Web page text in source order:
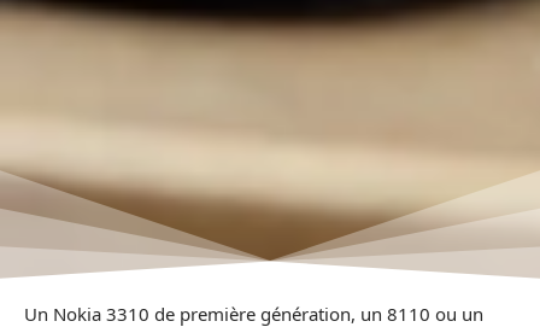
Un Nokia 3310 de première génération, un 8110 ou un